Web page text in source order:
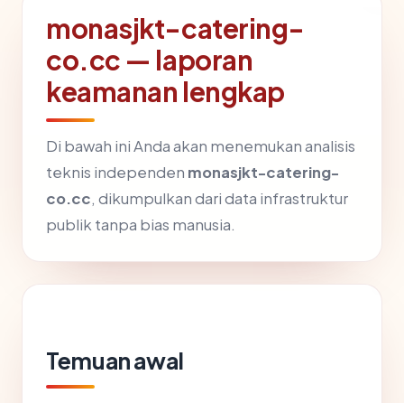
monasjkt-catering-
co.cc — laporan
keamanan lengkap
Di bawah ini Anda akan menemukan analisis
teknis independen monasjkt-catering-
co.cc, dikumpulkan dari data infrastruktur
publik tanpa bias manusia.
Temuan awal